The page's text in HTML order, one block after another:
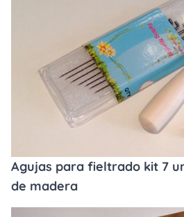
Agujas para fieltrado kit 7
de madera